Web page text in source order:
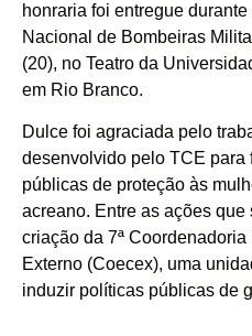
honraria foi entregue
Nacional de Bombeiras
(20), no Teatro da
em Rio Branco.
Dulce foi agraciada pelo
desenvolvido pelo TCE para
públicas de proteção às
acreano. Entre as ações que
criação da 7ª
Externo (Coecex), uma
induzir políticas públicas de